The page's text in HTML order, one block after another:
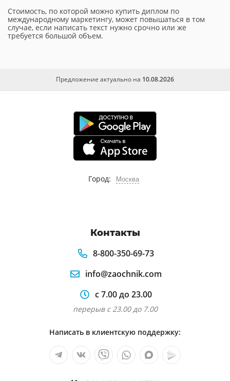
Стоимость, по которой можно купить диплом по
международному маркетингу, может повышаться в том
случае, если написать текст нужно срочно или же
требуется большой объем.
Предложение актуально на 10.08.2026
Город: Москва
Контакты
8-800-350-69-73
info@zaochnik.com
с 7.00 до 23.00
перерыв с 23.00 до 7.00
Написать в клиентскую поддержку: